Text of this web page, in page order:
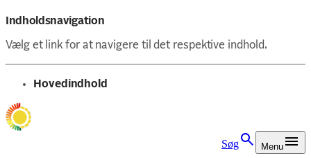
Indholdsnavigation
Vælg et link for at navigere til det respektive indhold.
gå til
Hovedindhold
Søg Menu